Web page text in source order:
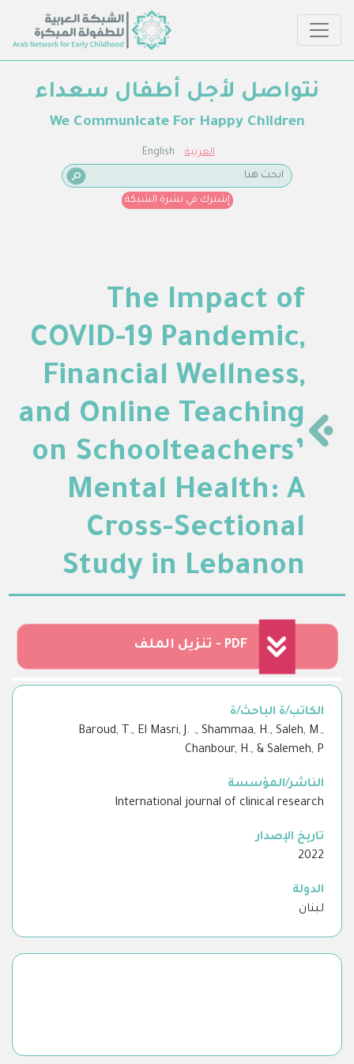
نتواصل لأجل أطفال سعداء
We Communicate For Happy Children
English العربية
إشترك في نشرة الشبكة
The Impact of
COVID-19 Pandemic,
Financial Wellness,
and Online Teaching
on Schoolteachers’
Mental Health: A
Cross-Sectional
Study in Lebanon
تنزيل الملف - PDF
الكاتب/ة الباحث/ة
Baroud, T., El Masri, J. ., Shammaa, H., Saleh, M.,
Chanbour, H., & Salemeh, P
الناشر/المؤسسة
International journal of clinical research
تاريخ الإصدار
2022
الدولة
لبنان